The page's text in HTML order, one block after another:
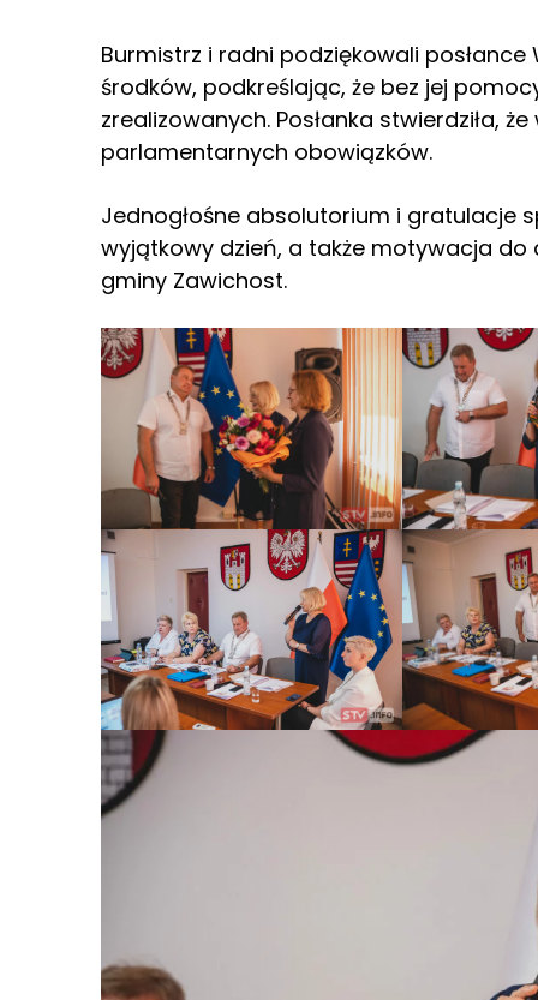
Burmistrz i radni podziękowali
środków, podkreślając, że bez jej
zrealizowanych. Posłanka stwierdziła,
parlamentarnych obowiązków.
Jednogłośne absolutorium i gratulacje
wyjątkowy dzień, a także motywacja
gminy Zawichost.